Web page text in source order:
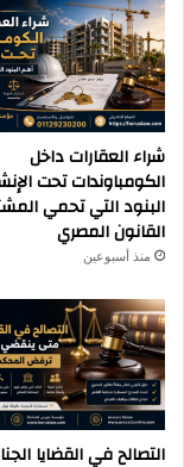
شراء العقارات داخل
الكومباوندات تحت
البنود التي تحمي
القانون المصري
منذ أسبوعين
التصالح في القضايا